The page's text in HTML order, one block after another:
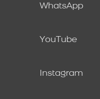
WhatsApp
YouTube
Instagram